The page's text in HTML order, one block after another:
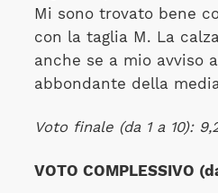
Mi sono trovato bene
con la taglia M. La
anche se a mio avviso
abbondante della
Voto finale (da 1 a 10):
VOTO COMPLESSIVO